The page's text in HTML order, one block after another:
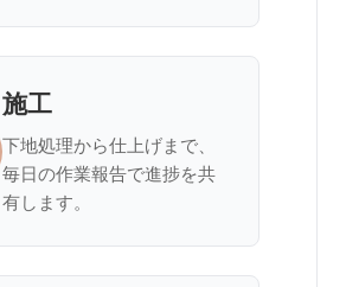
施工
下地処理から仕上げまで、
毎日の作業報告で進捗を共
有します。